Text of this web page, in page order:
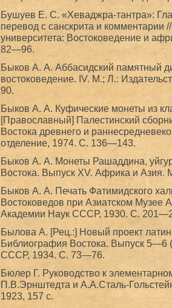
Бушуев Е. С. «Хеваджра-тантра»:
перевод с санскрита и комментарии
университета: Востоковедение и
82—96.
Быков A. А. Аббасидский памятный
востоковедение. IV. М.; Л.:
90.
Быков A. А. Куфические монеты из
[Православный] Палестинский
Востока древнего и
отделение, 1974. С. 136—143.
Быков А. А. Монеты Рашаддина,
Востока. Выпуск XV. Африка и
Быков А. А. Печать Фатимидского
Востоковедов при Азиатском Музее
Академии Наук СССР, 1930. С.
Былова А. [Рец.:] Новый проект
Библиография Востока. Выпуск 5—6
СССР, 1934. С. 73—76.
Бюлер Г. Руководство к
П.В.Эрнштедта и А.А.Сталь-
1923, 157 с.